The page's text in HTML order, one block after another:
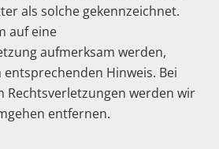
als solche gekennzeichnet.
auf eine
aufmerksam werden,
Hinweis. Bei
Rechtsverletzungen werden wir
entfernen.